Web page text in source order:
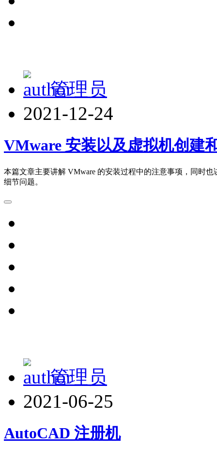
管理员
2021-12-24
VMware 安装以及虚拟机创建
本篇文章主要讲解 VMware 的安装过程中的注意事项，同时
细节问题。
管理员
2021-06-25
AutoCAD 注册机